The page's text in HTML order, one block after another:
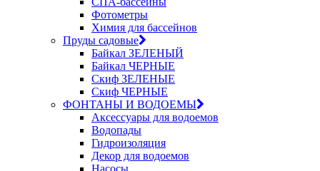
Фотометры
Химия для бассейнов
Пруды садовые
Байкал ЗЕЛЕНЫЙ
Байкал ЧЕРНЫЕ
Скиф ЗЕЛЕНЫЕ
Скиф ЧЕРНЫЕ
ФОНТАНЫ И ВОДОЕМЫ
Аксессуары для водоемов
Водопады
Гидроизоляция
Декор для водоемов
Насосы